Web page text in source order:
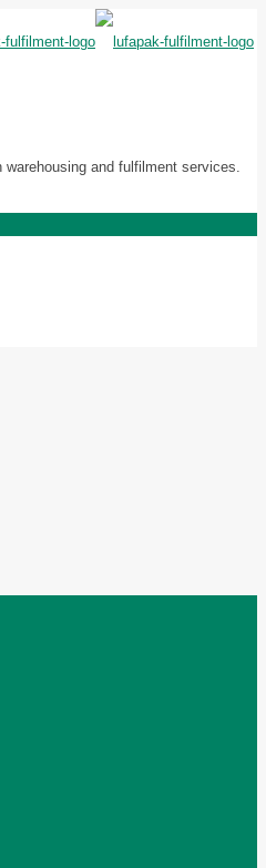
warehousing and fulfilment services.